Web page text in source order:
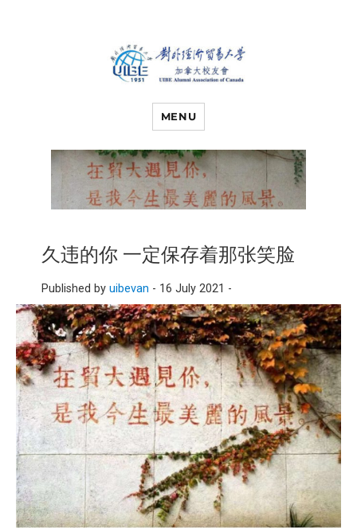
对外经济贸易
大学加拿大校
友会
MENU
久违的你 一定保存着那张笑脸
Published by uibevan - 16 July 2021 -